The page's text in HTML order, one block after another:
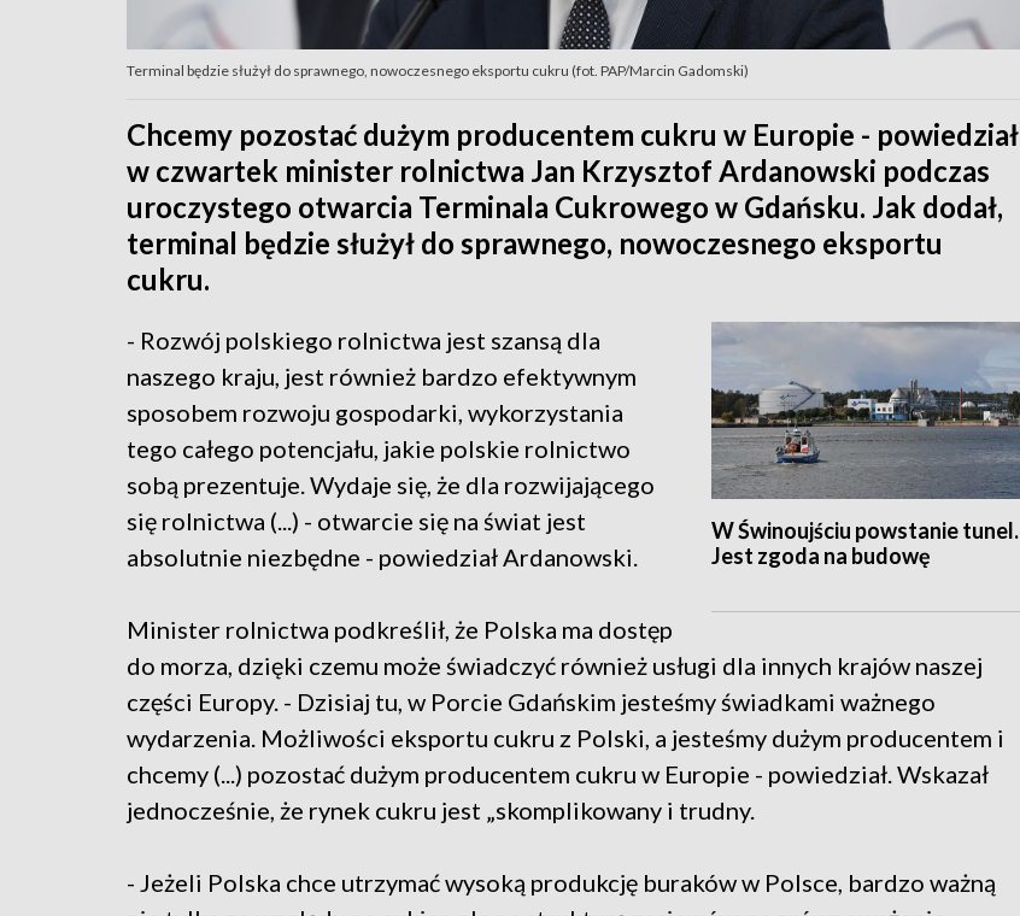
Terminal będzie służył do sprawnego, nowoczesnego eksportu cukru (fot. PAP/Marcin Gadomski)
Chcemy pozostać dużym producentem cukru w Europie - powiedział
w czwartek minister rolnictwa Jan Krzysztof Ardanowski podczas
uroczystego otwarcia Terminala Cukrowego w Gdańsku. Jak dodał,
terminal będzie służył do sprawnego, nowoczesnego eksportu
cukru.
W Świnoujściu powstanie tunel.
Jest zgoda na budowę
- Rozwój polskiego rolnictwa jest szansą dla
naszego kraju, jest również bardzo efektywnym
sposobem rozwoju gospodarki, wykorzystania
tego całego potencjału, jakie polskie rolnictwo
sobą prezentuje. Wydaje się, że dla rozwijającego
się rolnictwa (...) - otwarcie się na świat jest
absolutnie niezbędne - powiedział Ardanowski.
Minister rolnictwa podkreślił, że Polska ma dostęp
do morza, dzięki czemu może świadczyć również usługi dla innych krajów naszej
części Europy. - Dzisiaj tu, w Porcie Gdańskim jesteśmy świadkami ważnego
wydarzenia. Możliwości eksportu cukru z Polski, a jesteśmy dużym producentem i
chcemy (...) pozostać dużym producentem cukru w Europie - powiedział. Wskazał
jednocześnie, że rynek cukru jest „skomplikowany i trudny.
- Jeżeli Polska chce utrzymać wysoką produkcję buraków w Polsce, bardzo ważną